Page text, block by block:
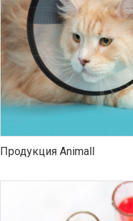
Продукция Animall